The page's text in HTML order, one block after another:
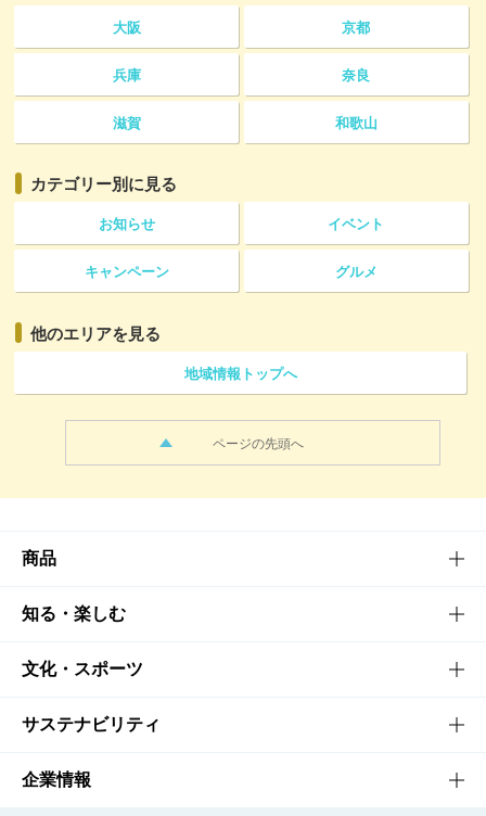
大阪 京都
兵庫 奈良
滋賀 和歌山
カテゴリー別に見る
お知らせ イベント
キャンペーン グルメ
他のエリアを見る
地域情報トップへ
ページの先頭へ
商品
商品TOP
商品一覧
商品発売情報
栄養成分一覧
知る・楽しむ
知る・楽しむTOP
キャンペーン
工場見学
文化・スポーツ
文化・スポーツTOP
サントリーホール
サステナビリティ
サステナビリティTOP
企業情報